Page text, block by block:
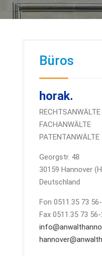
Büros
horak.
FACHANWÄLTE
PATENTANWÄLTE
Georgstr. 48
30159 Hannover
Deutschland
Fon 0511.35 73
Fax 0511.35 73